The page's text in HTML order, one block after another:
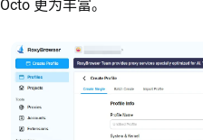
Octo 更为丰富。